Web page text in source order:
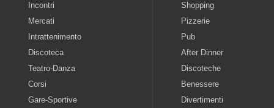
Incontri
Mercati
Intrattenimento
Discoteca
Teatro-Danza
Corsi
Gare-Sportive
Shopping
Pizzerie
Pub
After Dinner
Discoteche
Benessere
Divertimenti